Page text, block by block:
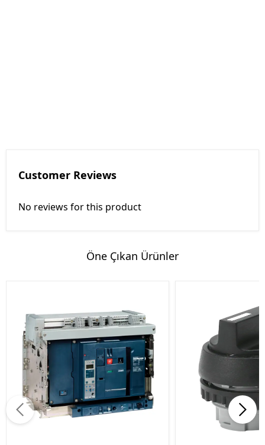
Customer Reviews
No reviews for this product
Öne Çıkan Ürünler